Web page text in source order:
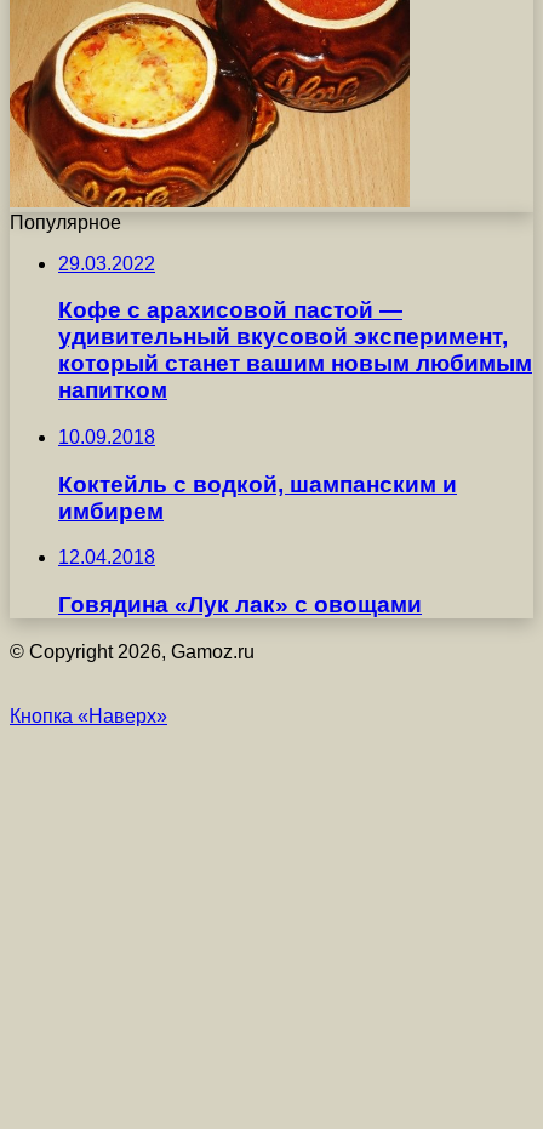
Популярное
29.03.2022
Кофе с арахисовой пастой —
удивительный вкусовой эксперимент,
который станет вашим новым любимым
напитком
10.09.2018
Коктейль с водкой, шампанским и
имбирем
12.04.2018
Говядина «Лук лак» с овощами
© Copyright 2026, Gamoz.ru
Кнопка «Наверх»